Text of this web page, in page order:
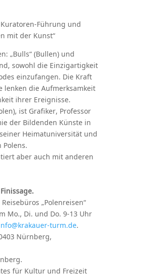
Kuratoren-Führung und
mit der Kunst“
„Bulls“ (Bullen) und
sowohl die Einzigartigkeit
einzufangen. Die Kraft
lenken die Aufmerksamkeit
ihrer Ereignisse.
ist Grafiker, Professor
der Bildenden Künste in
Heimatuniversität und
aber auch mit anderen
Finissage.
„Polenreisen“
Mo., Di. und Do. 9-13 Uhr
turm.de.
Nürnberg,
für Kultur und Freizeit